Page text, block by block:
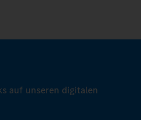
auf unseren digitalen